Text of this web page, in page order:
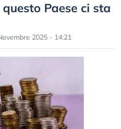
Paese ci sta
2025 - 14:21